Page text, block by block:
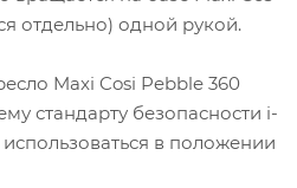
отдельно) одной рукой.
Maxi Cosi Pebble 360
стандарту безопасности i-
в положении